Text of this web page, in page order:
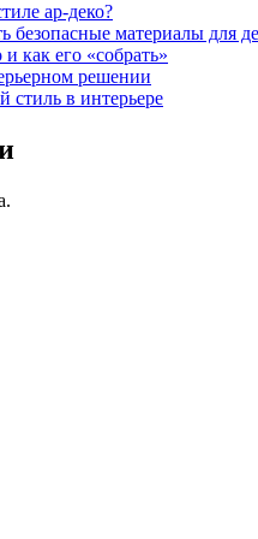
ар-деко?
материалы для
как его «собрать»
решении
стиль в интерьере